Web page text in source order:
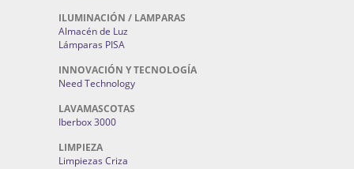
ILUMINACIÓN / LAMPARAS
Almacén de Luz
Lámparas PISA
INNOVACIÓN Y TECNOLOGÍA
Need Technology
LAVAMASCOTAS
Iberbox 3000
LIMPIEZA
Limpiezas Criza